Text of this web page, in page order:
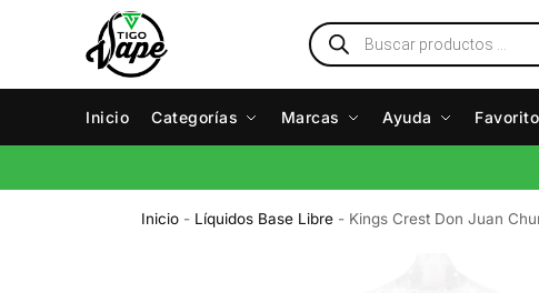
Inicio Categorías Marcas Ayuda
Inicio - Líquidos Base Libre - Kings Crest Don Juan